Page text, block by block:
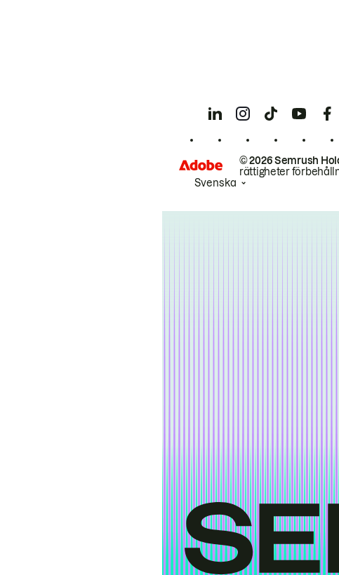
© 2026 Semrush
rättigheter
Svenska